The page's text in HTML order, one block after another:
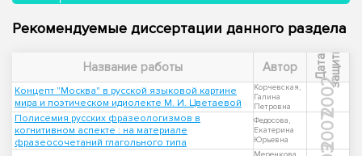
Рекомендуемые диссертации данного раздела
Название работы Автор Д
а
т
а
з
а
щ
и
ты
Концепт "Москва" в русской языковой картине
мира и поэтическом идиолекте М. И. Цветаевой
Корчевская,
Галина
Петровна
2002
Полисемия русских фразеологизмов в
когнитивном аспекте : на материале
фразеосочетаний глагольного типа
Федосова,
Екатерина
Юрьевна
2007